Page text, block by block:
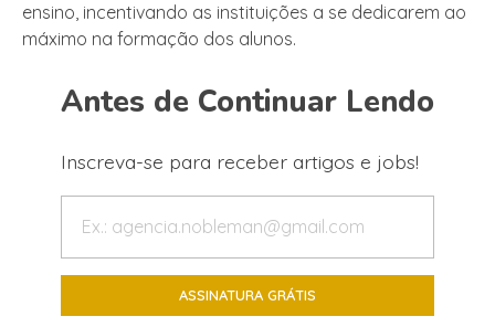
ensino, incentivando as instituições a se dedicarem ao
máximo na formação dos alunos.
Antes de Continuar Lendo
Inscreva-se para receber artigos e jobs!